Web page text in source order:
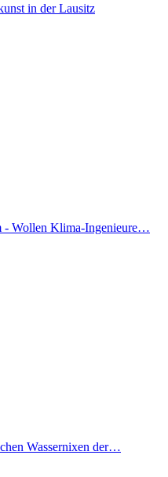
in der Lausitz
- Wollen Klima-Ingenieure…
Wassernixen der…